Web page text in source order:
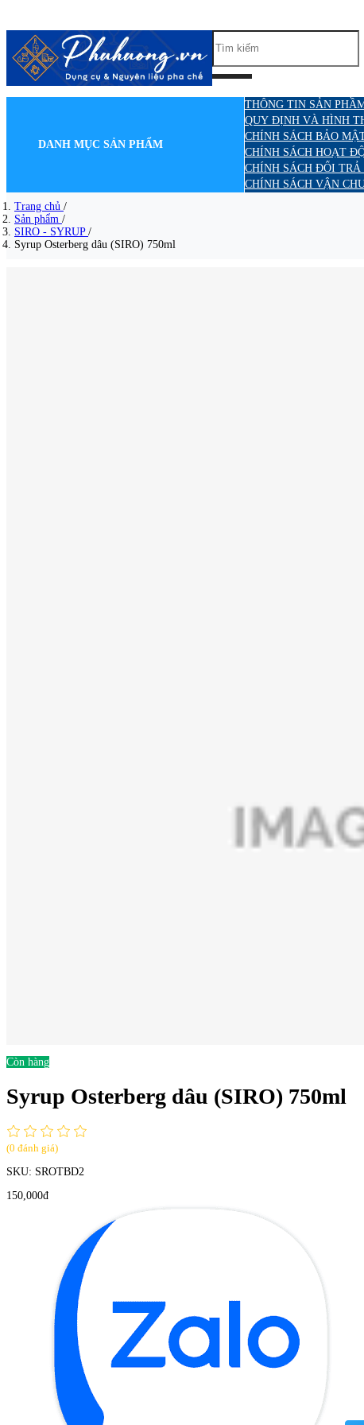
DANH MỤC SẢN PHẨM
THÔNG TIN SẢN
QUY ĐỊNH VÀ HÌNH
CHÍNH SÁCH BẢO
CHÍNH SÁCH HOẠT
CHÍNH SÁCH ĐỔI
CHÍNH SÁCH VẬN
Trang chủ /
Sản phẩm /
SIRO - SYRUP /
Syrup Osterberg dâu (SIRO) 750ml
Còn hàng
Syrup Osterberg dâu (SIRO) 750ml
(0 đánh giá)
SKU: SROTBD2
150,000đ